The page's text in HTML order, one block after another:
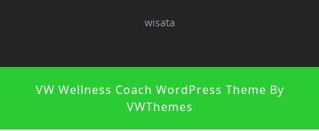
wisata
VW Wellness Coach WordPress Theme By
VWThemes